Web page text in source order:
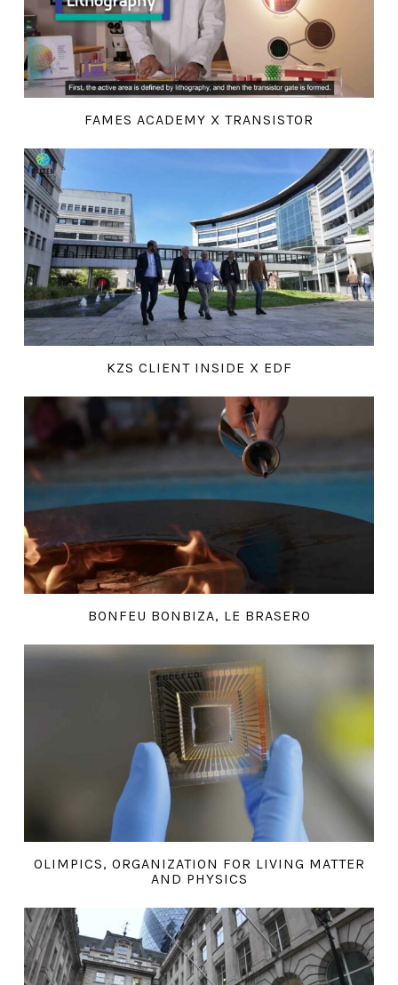
FAMES ACADEMY X TRANSISTOR
KZS CLIENT INSIDE X EDF
BONFEU BONBIZA, LE BRASERO
OLIMPICS, ORGANIZATION FOR LIVING MATTER
AND PHYSICS